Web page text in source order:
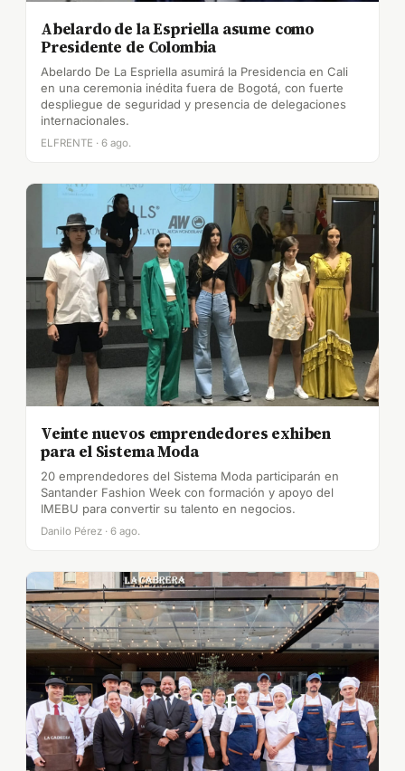
Abelardo de la Espriella asume como
Presidente de Colombia
Abelardo De La Espriella asumirá la Presidencia en Cali
en una ceremonia inédita fuera de Bogotá, con fuerte
despliegue de seguridad y presencia de delegaciones
internacionales.
ELFRENTE · 6 ago.
Veinte nuevos emprendedores exhiben
para el Sistema Moda
20 emprendedores del Sistema Moda participarán en
Santander Fashion Week con formación y apoyo del
IMEBU para convertir su talento en negocios.
Danilo Pérez · 6 ago.